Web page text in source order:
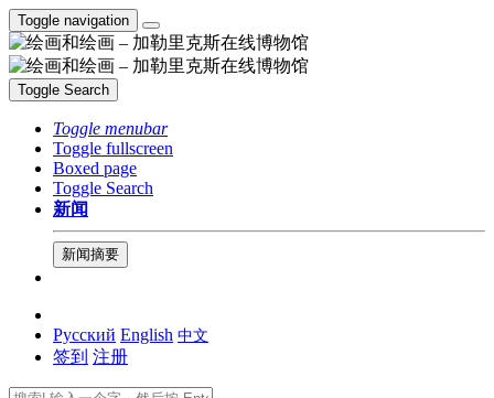
Toggle navigation
Toggle Search
Toggle menubar
Toggle fullscreen
Boxed page
Toggle Search
新闻
新闻摘要
Русский English 中文
签到 注册